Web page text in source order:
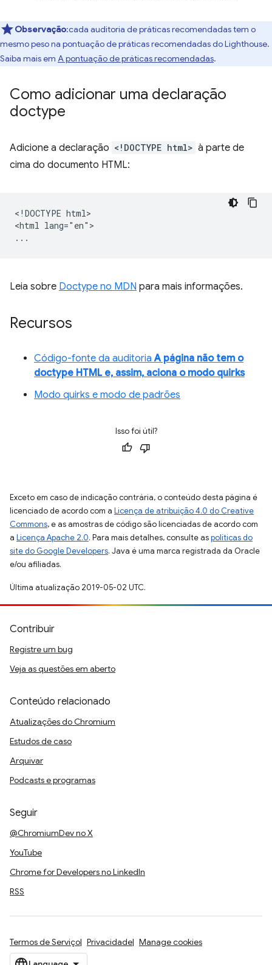
Observação:cada auditoria de práticas recomendadas tem o
mesmo peso na pontuação de práticas recomendadas do Lighthouse.
Saiba mais em A pontuação de práticas recomendadas.
Como adicionar uma declaração
doctype
Adicione a declaração <!DOCTYPE html> à parte de
cima do documento HTML:
<!DOCTYPE html>
<html lang="en">
Leia sobre Doctype no MDN para mais informações.
Recursos
Código-fonte da auditoriaA página não tem o
doctype HTML e, assim, aciona o modo quirks
Modo quirks e modo de padrões
Isso foi útil?
Exceto em caso de indicação contrária, o conteúdo desta página é
licenciado de acordo com a Licença de atribuição 4.0 do Creative
Commons, e as amostras de código são licenciadas de acordo com
a Licença Apache 2.0. Para mais detalhes, consulte aspolíticas do
site do Google Developers. Java é uma marca registrada da Oracle
e/ou afiliadas.
Última atualização 2019-05-02 UTC.
Contribuir
Registre um bug
Veja as questões em aberto
Conteúdo relacionado
Atualizações do Chromium
Estudos de caso
Arquivar
Podcasts e programas
Seguir
@ChromiumDev no X
YouTube
Chrome for Developers no LinkedIn
RSS
Termos de Serviço Privacidade Manage cookies